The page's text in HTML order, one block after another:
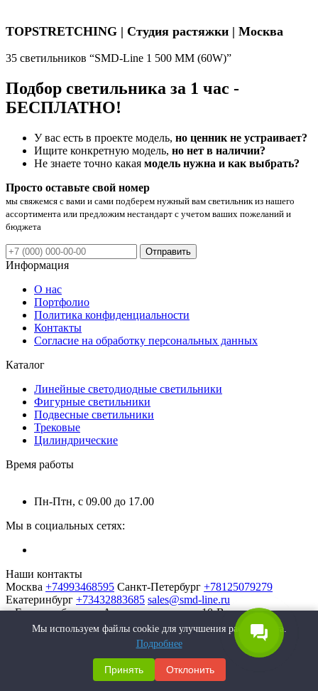
TOPSTRETCHING | Студия растяжки | Москва
35 светильников “SMD-Line 1 500 ММ (60W)”
Подбор светильника за 1 час -
БЕСПЛАТНО!
У вас есть в проекте модель, но ценник не устраивает?
Ищите конкретную модель, но нет в наличии?
Не знаете точно какая модель нужна и как выбрать?
Просто оставьте свой номер
мы свяжемся с вами и сами подберем нужный вам светильник из нашего
ассортимента или предложим нестандарт с учетом ваших пожеланий и
бюджета
Отправить
Информация
О нас
Портфолио
Политика конфиденциальности
Контакты
Согласие на обработку персональных данных
Каталог
Линейные светодиодные светильники
Фигурные светильники
Подвесные светильники
Трековые
Цилиндрические
Время работы
Пн-Птн, с 09.00 до 17.00
Мы в социальных сетях:
Наши контакты
Москва +74993468595 Санкт-Петербург +78125079279
Екатеринбург +73432883685 sales@smd-line.ru
г. Екатеринбург, ул. Автомагистральная 10-В
SMD-Line | Фабрика интерьерных светильников © 2026
Мы используем файлы cookie для улучшения работы сайта.
Подробнее
Принять Отклонить